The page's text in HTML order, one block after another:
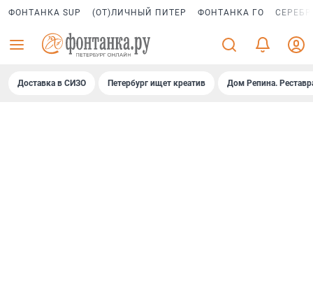
ФОНТАНКА SUP (ОТ)ЛИЧНЫЙ ПИТЕР ФОНТАНКА ГО
Доставка в СИЗО Петербург ищет креатив Дом Репина.